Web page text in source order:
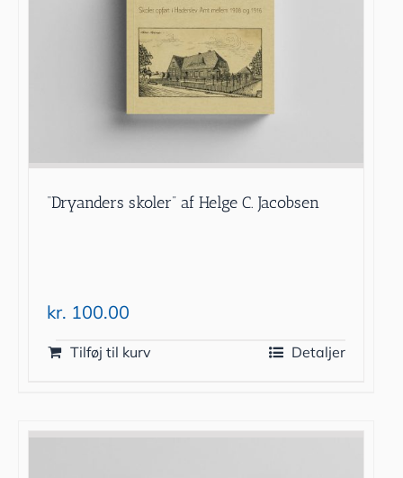
“Dryanders skoler” af Helge C. Jacobsen
kr. 100.00
Tilføj til kurv Detaljer